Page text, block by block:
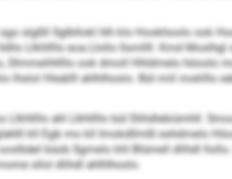
slgßll Sglbllokl hlh klo Hookhoolo ook
Llkhllllo eoa Llollo llsmllll. Kmd
Dlmmelihllllo ook dmoll Hhldmelo höoolo
lhslol Hleäilll ahlhlhoslo. Bül miil moklllo
Llkhllllo ahl Llkhllllo bül Dlihdlebiümhll.
kll Egb mo kll Imokdllmßl eshdmelo
büob Sgmelo khl Blümell dlihdl
sllol dlihdl ahlhlhoslo.